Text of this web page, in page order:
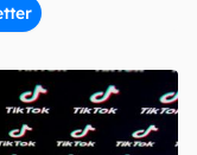
os Termos de